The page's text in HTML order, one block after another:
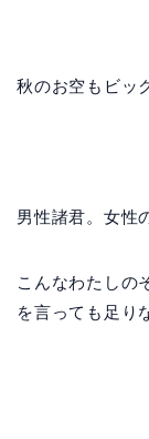
秋のお空もビッ
男性諸君。女性
こんなわたしの
を言っても足り